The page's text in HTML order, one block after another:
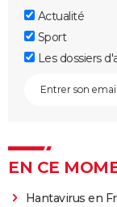
Actualité
Sport
Les dossiers
EN CE
Hantavirus en